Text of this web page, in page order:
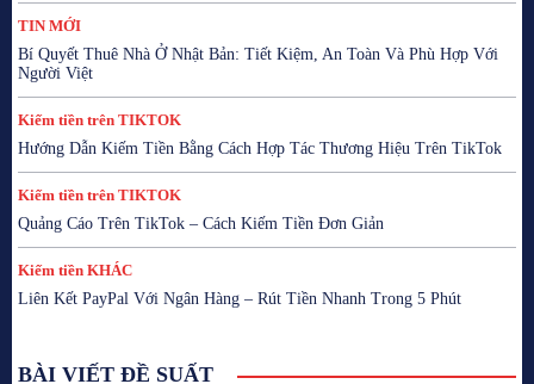
TIN MỚI
Bí Quyết Thuê Nhà Ở Nhật Bản: Tiết Kiệm, An Toàn Và Phù Hợp Với
Người Việt
Kiếm tiền trên TIKTOK
Hướng Dẫn Kiếm Tiền Bằng Cách Hợp Tác Thương Hiệu Trên TikTok
Kiếm tiền trên TIKTOK
Quảng Cáo Trên TikTok – Cách Kiếm Tiền Đơn Giản
Kiếm tiền KHÁC
Liên Kết PayPal Với Ngân Hàng – Rút Tiền Nhanh Trong 5 Phút
BÀI VIẾT ĐỀ SUẤT